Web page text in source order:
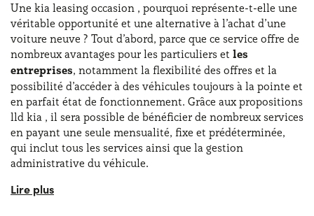
Une kia leasing occasion , pourquoi représente-t-elle une
véritable opportunité et une alternative à l’achat d’une
voiture neuve ? Tout d’abord, parce que ce service offre de
nombreux avantages pour les particuliers et les
entreprises, notamment la flexibilité des offres et la
possibilité d’accéder à des véhicules toujours à la pointe et
en parfait état de fonctionnement. Grâce aux propositions
lld kia , il sera possible de bénéficier de nombreux services
en payant une seule mensualité, fixe et prédéterminée,
qui inclut tous les services ainsi que la gestion
administrative du véhicule.
Grâce au service kia location longue durée , les particuliers